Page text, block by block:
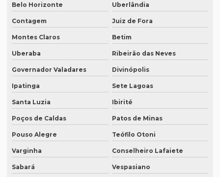
Empresa de tradução especializada em brasília
Empresa de tradução especializada em recife
Empresa de tradução para eventos
Empresa de tradução em ingles
Empresa de tradução juramentada
Empresa de tradução juramentada para diplomas
Empresa de tradução juramentada para diplomas em brasília
Empresa de tradução juramentada para diplomas em porto
alegre
Belo Horizonte
Uberlândia
Contagem Juiz de Fora
Montes Claros Betim
Uberaba Ribeirão das Neves
Governador Valadares Divinópolis
Ipatinga Sete Lagoas
Santa Luzia Ibirité
Poços de Caldas Patos de Minas
Pouso Alegre Teófilo Otoni
Varginha Conselheiro Lafaiete
Sabará Vespasiano